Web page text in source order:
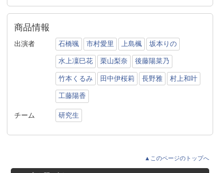
商品情報
出演者 石橋颯 市村愛里 上島楓 坂本りの
水上凜巳花 栗山梨奈 後藤陽菜乃
竹本くるみ 田中伊桜莉 長野雅 村上和叶
工藤陽香
チーム 研究生
▲このページのトップへ